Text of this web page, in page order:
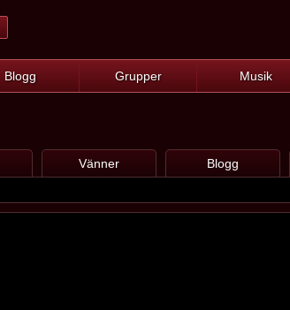
Blogg Grupper Musik
Vänner Blogg